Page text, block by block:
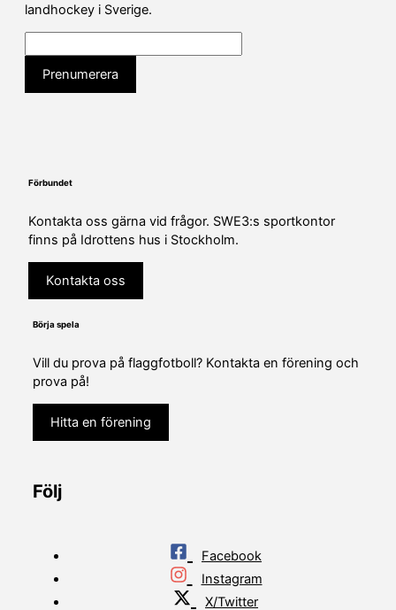
landhockey i Sverige.
Förbundet
Kontakta oss gärna vid frågor. SWE3:s sportkontor
finns på Idrottens hus i Stockholm.
Kontakta oss
Börja spela
Vill du prova på flaggfotboll? Kontakta en förening och
prova på!
Hitta en förening
Följ
Facebook
Instagram
X/Twitter